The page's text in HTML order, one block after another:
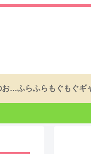
お店の・レジャーのおはなし。もくじ